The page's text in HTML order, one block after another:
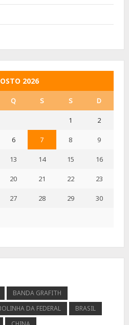
2026
Q S S D
1 2
6 7 8 9
13 14 15 16
20 21 22 23
27 28 29 30
BANDA GRAFITH
DA FEDERAL
BRASIL